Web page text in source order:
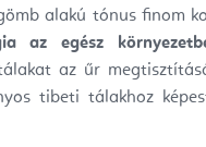
alakú tónus finom
az egész
az űr
tibeti tálakhoz